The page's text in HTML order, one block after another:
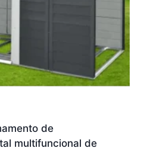
de
multifuncional de